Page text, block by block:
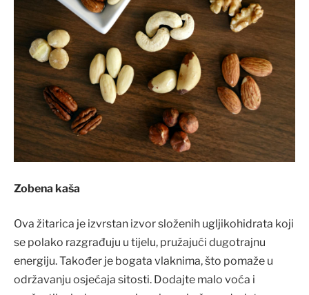
Zobena kaša
Ova žitarica je izvrstan izvor složenih ugljikohidrata koji
se polako razgrađuju u tijelu, pružajući dugotrajnu
energiju. Također je bogata vlaknima, što pomaže u
održavanju osjećaja sitosti. Dodajte malo voća i